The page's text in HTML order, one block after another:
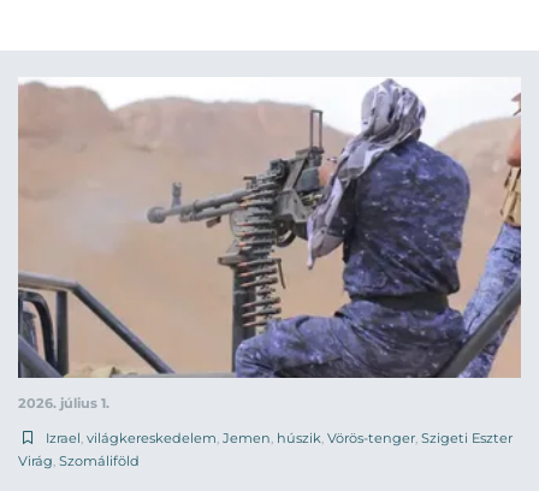
2026. július 1.
Izrael világkereskedelem Jemen húszik Vörös-tenger Szigeti Eszter
Virág Szomáliföld